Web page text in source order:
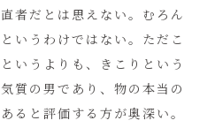
者だとは思えない。むろん
いうわけではない。ただこ
いうよりも、きこりという
質の男であり、物の本当の
ると評価する方が奥深い。